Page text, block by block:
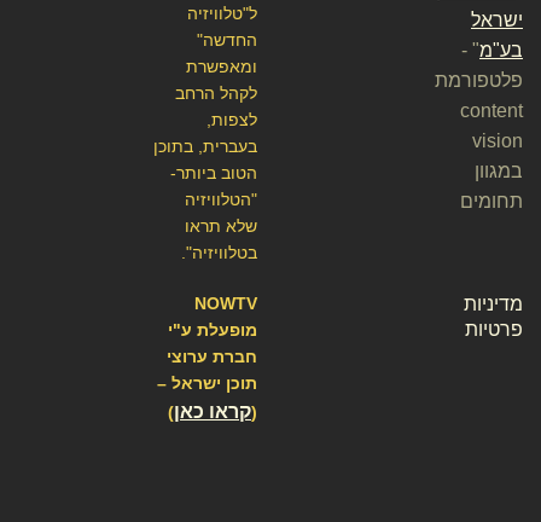
ל"טלוויזיה
החדשה"
ומאפשרת
לקהל הרחב
לצפות,
בעברית, בתוכן
הטוב ביותר-
"הטלוויזיה
שלא תראו
בטלוויזיה".
NOWTV
מופעלת ע"י
חברת ערוצי
תוכן ישראל –
קראו כאן)
ישראל
בע"מ" -
פלטפורמת
content
vision
במגוון
תחומים
מדיניות
פרטיות